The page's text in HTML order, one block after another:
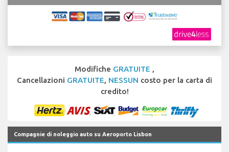
Modifiche GRATUITE ,
Cancellazioni GRATUITE, NESSUN costo per la carta di
credito!
Compagnie di noleggio auto su Aeroporto Lisbon